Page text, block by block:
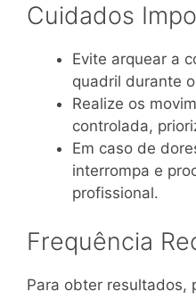
Cuidados
Evite arquear a
quadril durante
Realize os
controlada,
Em caso de
interrompa e
profissional.
Frequência
Para obter resultados,